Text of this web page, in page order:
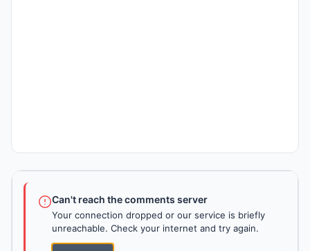
Can't reach the comments server
Your connection dropped or our service is briefly
unreachable. Check your internet and try again.